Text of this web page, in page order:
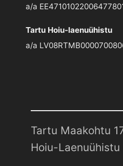
a/a
Tartu Hoiu-laenuühistu
a/a
Tartu Maakohtu
Hoiu-